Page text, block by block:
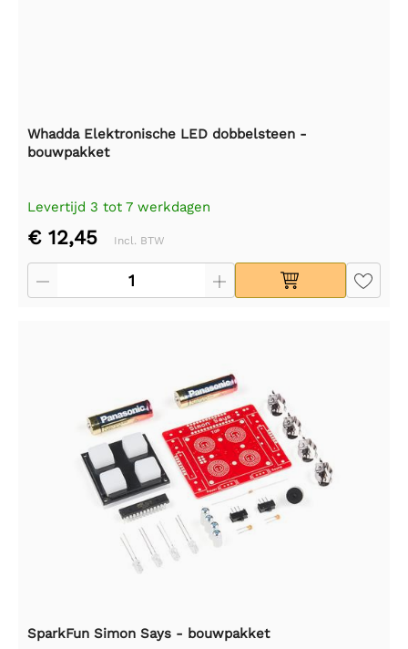
Whadda Elektronische LED dobbelsteen -
bouwpakket
Levertijd 3 tot 7 werkdagen
€ 12,45 Incl. BTW
SparkFun Simon Says - bouwpakket